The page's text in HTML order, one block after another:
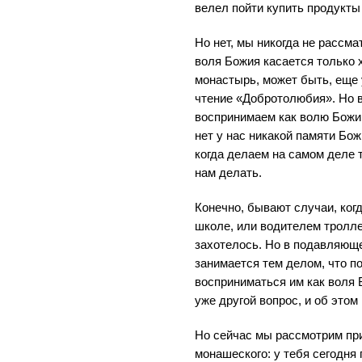
велел пойти купить
Но нет, мы никогда не
воля Божия касается
монастырь, может быть, еще
чтение «Добротолюбия». Но
воспринимаем как волю
нет у нас никакой памяти
когда делаем на самом деле
нам делать.
Конечно, бывают случаи,
школе, или водителем
захотелось. Но в
занимается тем делом, что
восприниматься им как
уже другой вопрос, и об
Но сейчас мы рассмотрим
монашеского: у тебя